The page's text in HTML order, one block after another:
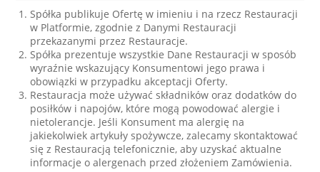
Spółka publikuje Ofertę w imieniu i na rzecz Restauracji
w Platformie, zgodnie z Danymi Restauracji
przekazanymi przez Restauracje.
Spółka prezentuje wszystkie Dane Restauracji w sposób
wyraźnie wskazujący Konsumentowi jego prawa i
obowiązki w przypadku akceptacji Oferty.
Restauracja może używać składników oraz dodatków do
posiłków i napojów, które mogą powodować alergie i
nietolerancje. Jeśli Konsument ma alergię na
jakiekolwiek artykuły spożywcze, zalecamy skontaktować
się z Restauracją telefonicznie, aby uzyskać aktualne
informacje o alergenach przed złożeniem Zamówienia.